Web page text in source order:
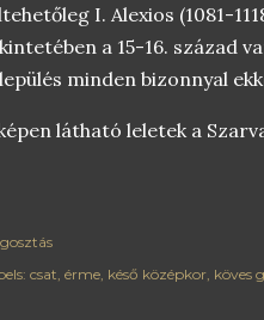
I. Alexios (1081-
a 15-16. század
minden bizonnyal
látható leletek a
csat érme késő középkor köves